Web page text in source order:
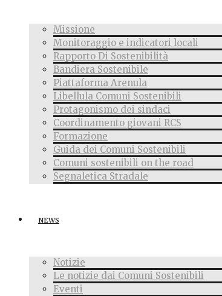
Missione
Monitoraggio e indicatori locali
Rapporto Di Sostenibilità
Bandiera Sostenibile
Piattaforma Arenula
Libellula Comuni Sostenibili
Protagonismo dei sindaci
Coordinamento giovani RCS
Formazione
Guida dei Comuni Sostenibili
Comuni sostenibili on the road
Segnaletica Stradale
NEWS
Notizie
Le notizie dai Comuni Sostenibili
Eventi